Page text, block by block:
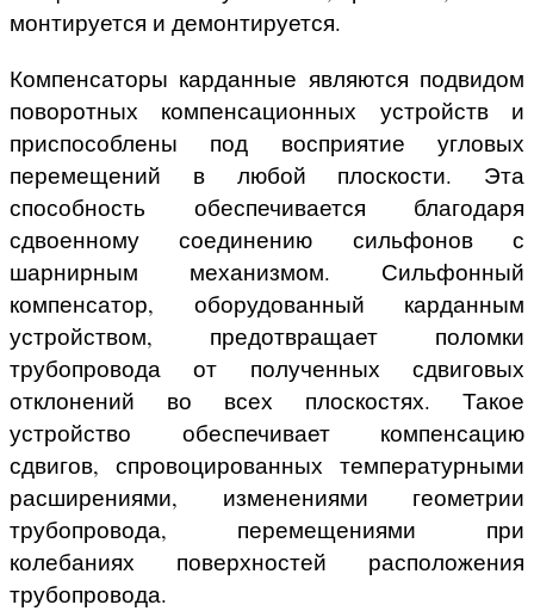
монтируется и демонтируется.
Компенсаторы карданные являются подвидом
поворотных компенсационных устройств и
приспособлены под восприятие угловых
перемещений в любой плоскости. Эта
способность обеспечивается благодаря
сдвоенному соединению сильфонов с
шарнирным механизмом. Сильфонный
компенсатор, оборудованный карданным
устройством, предотвращает поломки
трубопровода от полученных сдвиговых
отклонений во всех плоскостях. Такое
устройство обеспечивает компенсацию
сдвигов, спровоцированных температурными
расширениями, изменениями геометрии
трубопровода, перемещениями при
колебаниях поверхностей расположения
трубопровода.